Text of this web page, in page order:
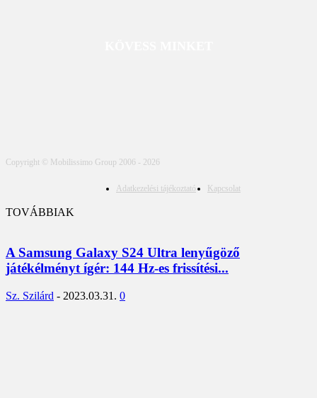
Copyright © Mobilissimo Group 2006 - 2026
Adatkezelési tájékoztató Kapcsolat
TOVÁBBIAK
A Samsung Galaxy S24 Ultra lenyűgöző
játékélményt ígér: 144 Hz-es frissítési...
Sz. Szilárd - 2023.03.31. 0